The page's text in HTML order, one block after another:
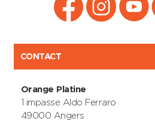
CONTACT
Orange Platine
1 impasse Aldo Ferraro
49000 Angers